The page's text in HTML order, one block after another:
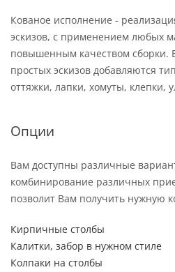
Кованое исполнение -
эскизов, с применением любых
повышенным качеством сборки.
простых эскизов добавляются
оттяжки, лапки, хомуты, клепки,
Опции
Вам доступны различные
комбинирование различных
позволит Вам получить нужную
Кирпичные столбы
Калитки, забор в нужном стиле
Колпаки на столбы